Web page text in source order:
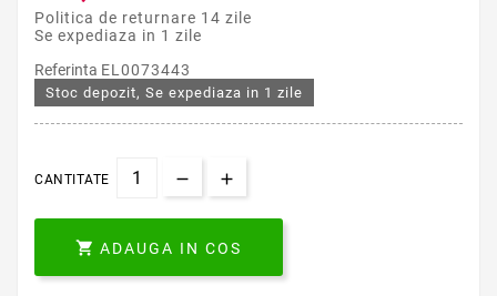
Politica de returnare 14 zile
Se expediaza in 1 zile
Referinta EL0073443
Stoc depozit, Se expediaza in 1 zile
CANTITATE
 ADAUGA IN COS